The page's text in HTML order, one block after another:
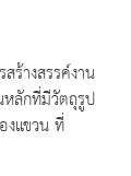
ร้างสรรค์งาน
หลักที่มีวัตถุรูป
งแขวน ที่